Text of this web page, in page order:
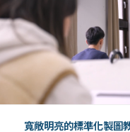
寬敞明亮的標準化製圖